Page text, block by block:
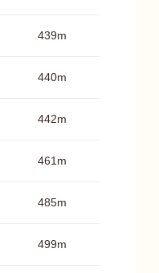
439m
440m
442m
461m
485m
499m